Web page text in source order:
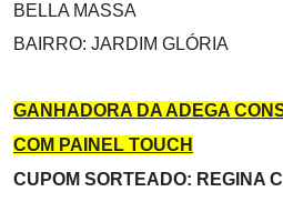
BELLA MASSA
BAIRRO: JARDIM GLÓRIA
GANHADORA DA ADEGA
COM PAINEL TOUCH
CUPOM SORTEADO: REGINA